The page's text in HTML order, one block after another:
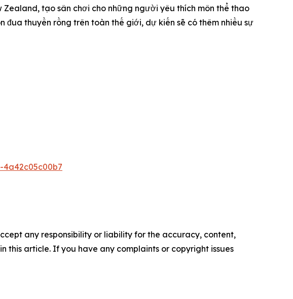
tạo sân chơi cho những người yêu thích môn thể thao
đua thuyền rồng trên toàn thế giới, dự kiến sẽ có thêm nhiều sự
any responsibility or liability for the accuracy, content,
this article. If you have any complaints or copyright issues